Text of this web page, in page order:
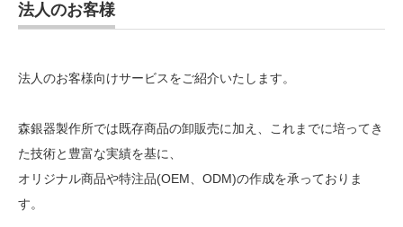
法人のお客様
法人のお客様向けサービスをご紹介いたします。
森銀器製作所では既存商品の卸販売に加え、これまでに培ってき
た技術と豊富な実績を基に、
オリジナル商品や特注品(OEM、ODM)の作成を承っておりま
す。